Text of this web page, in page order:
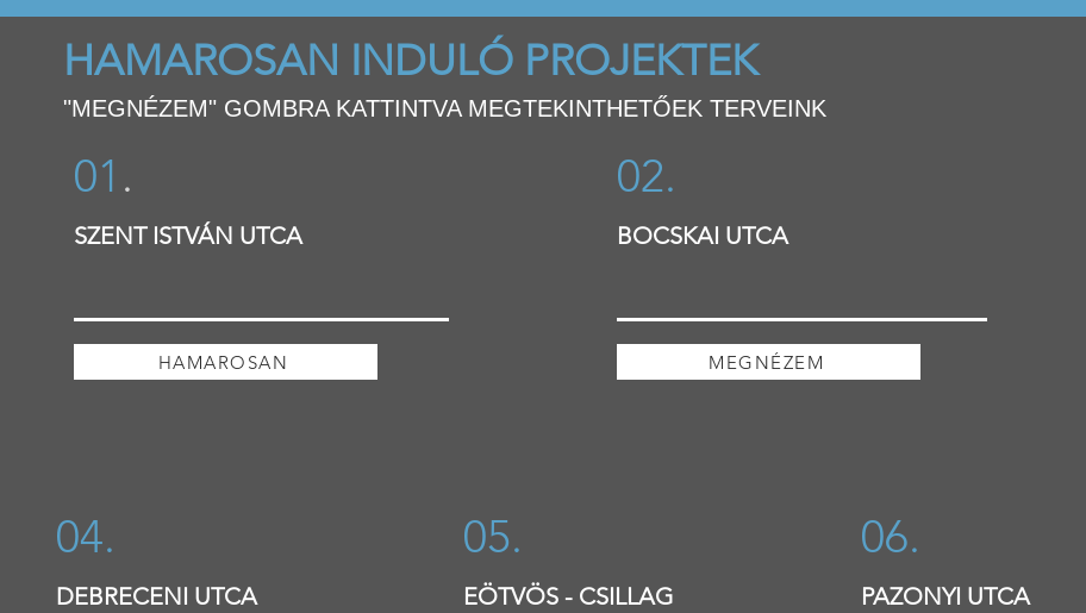
HAMAROSAN INDULÓ PROJEKTEK
"MEGNÉZEM" GOMBRA KATTINTVA MEGTEKINTHETŐEK TERVEINK
01 .
SZENT ISTVÁN UTCA
HAMAROSAN
02.
BOCSKAI UTCA
MEGNÉZEM
04.
DEBRECENI UTCA
05.
EÖTVÖS - CSILLAG
06.
PAZONYI UTCA